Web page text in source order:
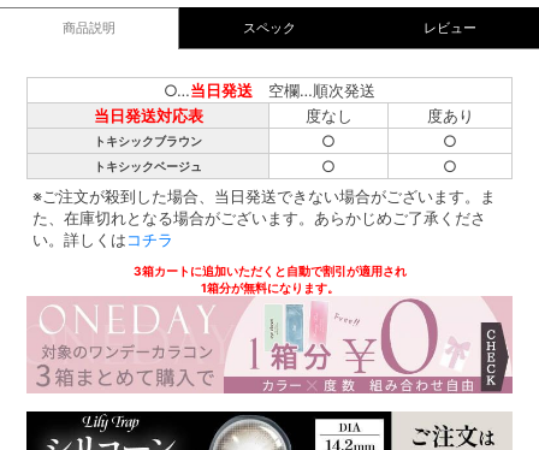
商品説明 スペック レビュー
○…当日発送 空欄…順次発送
当日発送対応表
度なし 度あり
トキシックブラウン ○ ○
トキシックベージュ ○
○
※ご注文が殺到した場合、当日発送できない場合がございます。ま
た、在庫切れとなる場合がございます。あらかじめご了承くださ
い。詳しくはコチラ
3箱カートに追加いただくと自動で割引が適用され
1箱分が無料になります。